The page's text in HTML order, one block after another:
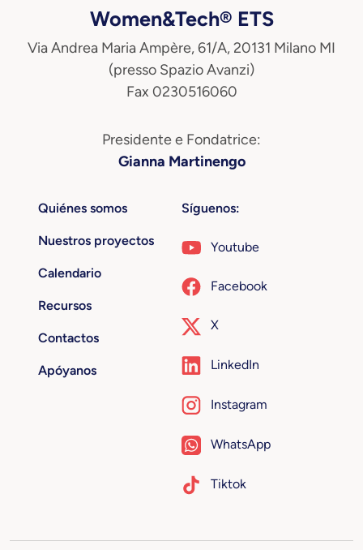
Women&Tech® ETS
Via Andrea Maria Ampère, 61/A, 20131 Milano MI
(presso Spazio Avanzi)
Fax 0230516060
Presidente e Fondatrice:
Gianna Martinengo
Quiénes somos
Nuestros proyectos
Calendario
Recursos
Contactos
Apóyanos
Síguenos:
Youtube
Facebook
X
LinkedIn
Instagram
WhatsApp
Tiktok